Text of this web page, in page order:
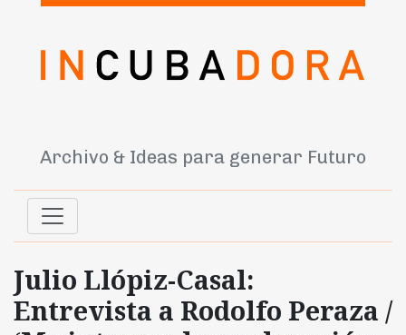
Archivo & Ideas para generar Futuro
Julio Llópiz-Casal:
Entrevista a Rodolfo Peraza /